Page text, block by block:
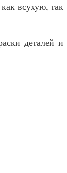
всухую, так
деталей и